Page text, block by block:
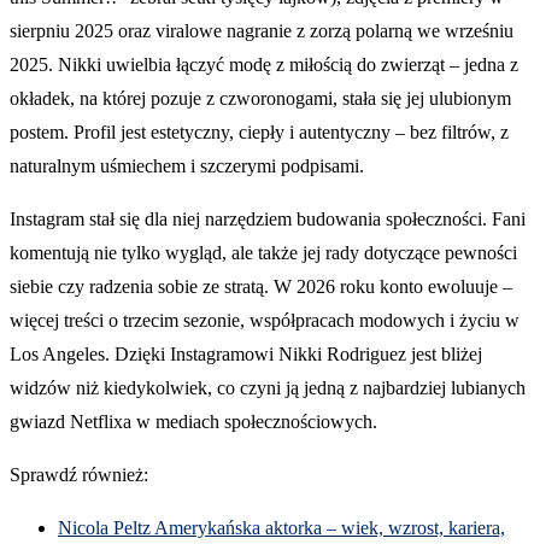
sierpniu 2025 oraz viralowe nagranie z zorzą polarną we wrześniu
2025. Nikki uwielbia łączyć modę z miłością do zwierząt – jedna z
okładek, na której pozuje z czworonogami, stała się jej ulubionym
postem. Profil jest estetyczny, ciepły i autentyczny – bez filtrów, z
naturalnym uśmiechem i szczerymi podpisami.
Instagram stał się dla niej narzędziem budowania społeczności. Fani
komentują nie tylko wygląd, ale także jej rady dotyczące pewności
siebie czy radzenia sobie ze stratą. W 2026 roku konto ewoluuje –
więcej treści o trzecim sezonie, współpracach modowych i życiu w
Los Angeles. Dzięki Instagramowi Nikki Rodriguez jest bliżej
widzów niż kiedykolwiek, co czyni ją jedną z najbardziej lubianych
gwiazd Netflixa w mediach społecznościowych.
Sprawdź również:
Nicola Peltz Amerykańska aktorka – wiek, wzrost, kariera,